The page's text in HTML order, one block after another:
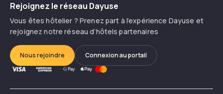
Rejoignez le réseau Dayuse
Vous êtes hôtelier ? Prenez part à l’expérience Dayuse et
rejoignez notre réseau d’hôtels partenaires
Nous rejoindre Connexion au portail